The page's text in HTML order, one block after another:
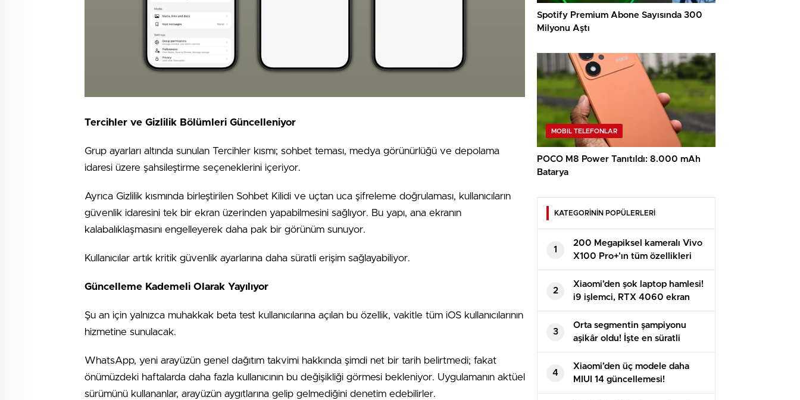
Tercihler ve Gizlilik Bölümleri Güncelleniyor
Grup ayarları altında sunulan Tercihler kısmı; sohbet teması, medya görünürlüğü ve depolama
idaresi üzere şahsileştirme seçeneklerini içeriyor.
Ayrıca Gizlilik kısmında birleştirilen Sohbet Kilidi ve uçtan uca şifreleme doğrulaması, kullanıcıların
güvenlik idaresini tek bir ekran üzerinden yapabilmesini sağlıyor. Bu yapı, ana ekranın
kalabalıklaşmasını engelleyerek daha pak bir görünüm sunuyor.
Kullanıcılar artık kritik güvenlik ayarlarına daha süratli erişim sağlayabiliyor.
Güncelleme Kademeli Olarak Yayılıyor
Şu an için yalnızca muhakkak beta test kullanıcılarına açılan bu özellik, vakitle tüm iOS kullanıcılarının
hizmetine sunulacak.
WhatsApp, yeni arayüzün genel dağıtım takvimi hakkında şimdi net bir tarih belirtmedi; fakat
önümüzdeki haftalarda daha fazla kullanıcının bu değişikliği görmesi bekleniyor. Uygulamanın aktüel
sürümünü kullananlar, arayüzün aygıtlarına gelip gelmediğini denetim edebilirler.
Spotify Premium Abone Sayısında 300
Milyonu Aştı
MOBIL TELEFONLAR
POCO M8 Power Tanıtıldı: 8.000 mAh
Batarya
KATEGORİNİN POPÜLERLERİ
1
200 Megapiksel kameralı Vivo
X100 Pro+’ın tüm özellikleri
sızdı!
2
Xiaomi’den şok laptop hamlesi!
i9 işlemci, RTX 4060 ekran
kartı ve dahası…
3
Orta segmentin şampiyonu
aşikâr oldu! İşte en süratli
Android telefonlar
4
Xiaomi’den üç modele daha
MIUI 14 güncellemesi!